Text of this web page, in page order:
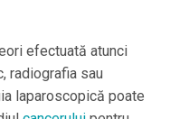
efectuată atunci
radiografia sau
laparoscopică poate